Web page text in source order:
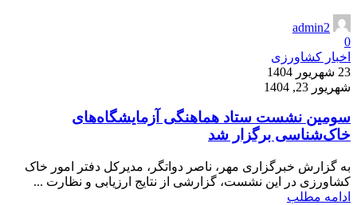
admin2
0
اخبار کشاورزی
23 شهریور 1404
شهریور 23, 1404
سومین نشست ستاد هماهنگی آزمایشگاه‌های
خاک‌شناسی برگزار شد
به گزارش خبرگزاری مهر، ناصر دواتگر، مدیرکل دفتر امور خاک
کشاورزی در این نشست، گزارشی از نتایج ارزیابی و نظارت ...
ادامه مطلب